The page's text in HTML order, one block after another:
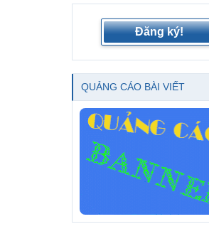
Đăng ký!
QUẢNG CÁO BÀI VIẾT